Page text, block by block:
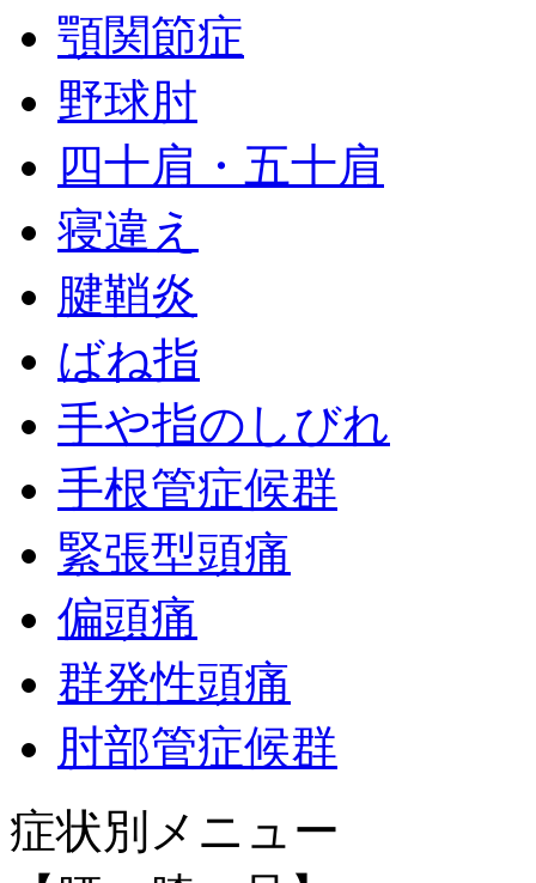
顎関節症
野球肘
四十肩・五十肩
寝違え
腱鞘炎
ばね指
手や指のしびれ
手根管症候群
緊張型頭痛
偏頭痛
群発性頭痛
肘部管症候群
症状別メニュー